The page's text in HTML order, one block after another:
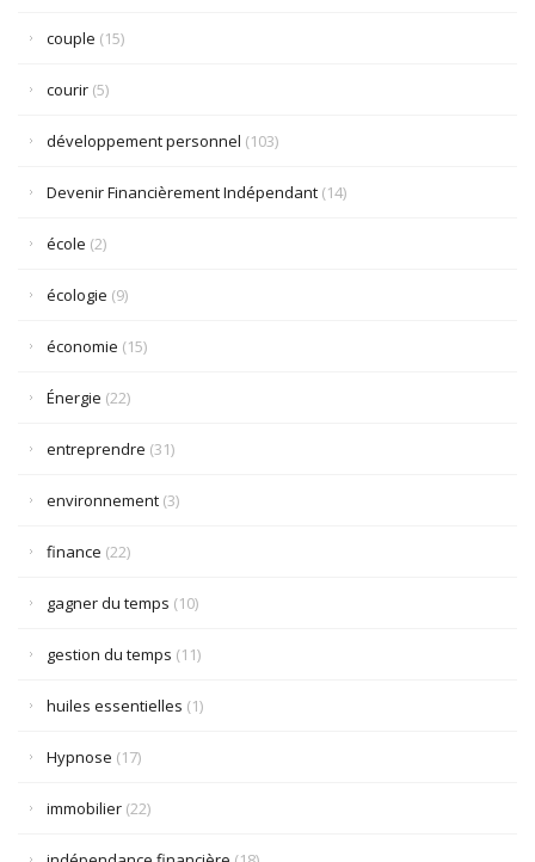
couple (15)
courir (5)
développement personnel (103)
Devenir Financièrement Indépendant (14)
école (2)
écologie (9)
économie (15)
Énergie (22)
entreprendre (31)
environnement (3)
finance (22)
gagner du temps (10)
gestion du temps (11)
huiles essentielles (1)
Hypnose (17)
immobilier (22)